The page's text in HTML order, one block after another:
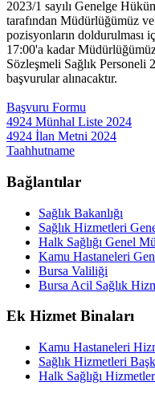
2023/1 sayılı Genelge
tarafından Müdürlüğümüz
pozisyonların doldurulması
17:00'a kadar
Sözleşmeli Sağlık Personeli
başvurular alınacaktır.
Başvuru Formu
4924 Münhal Liste 2024
4924 İlan Metni 2024
Taahhutname
Bağlantılar
Sağlık Bakanlığı
Sağlık Hizmetleri
Halk Sağlığı Genel
Kamu Hastaneleri
Bursa Valiliği
Bursa Acil Sağlık
Ek Hizmet Binaları
Kamu Hastaneleri
Sağlık Hizmetleri
Halk Sağlığı